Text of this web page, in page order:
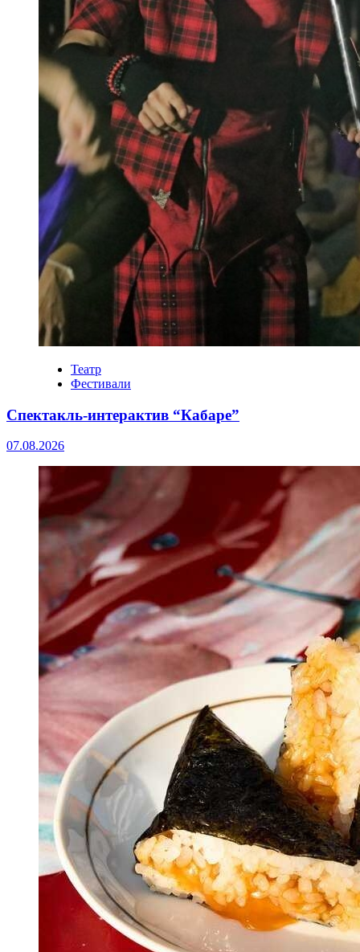
Театр
Фестивали
Спектакль-интерактив “Кабаре”
07.08.2026